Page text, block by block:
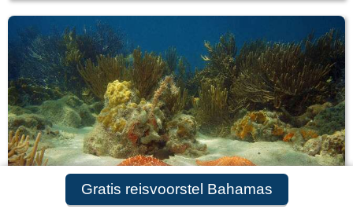
Gratis reisvoorstel Bahamas